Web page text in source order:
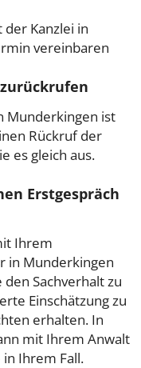
Kanzlei in
vereinbaren
zurückrufen
Munderkingen ist
Rückruf der
es gleich aus.
Erstgespräch
Ihrem
in Munderkingen
Sachverhalt zu
Einschätzung zu
erhalten. In
mit Ihrem Anwalt
Ihrem Fall.